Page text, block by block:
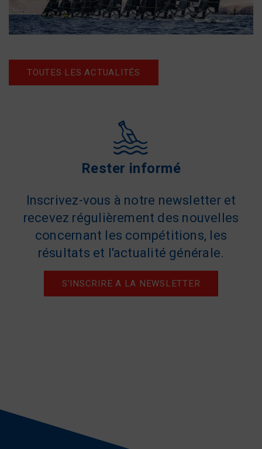
TOUTES LES ACTUALITÉS
Rester informé
Inscrivez-vous à notre newsletter et
recevez régulièrement des nouvelles
concernant les compétitions, les
résultats et l'actualité générale.
S'INSCRIRE A LA NEWSLETTER